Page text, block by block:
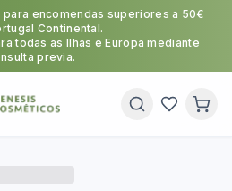
encomendas superiores a 50€
Continental.
todas as Ilhas e Europa mediante
previa.